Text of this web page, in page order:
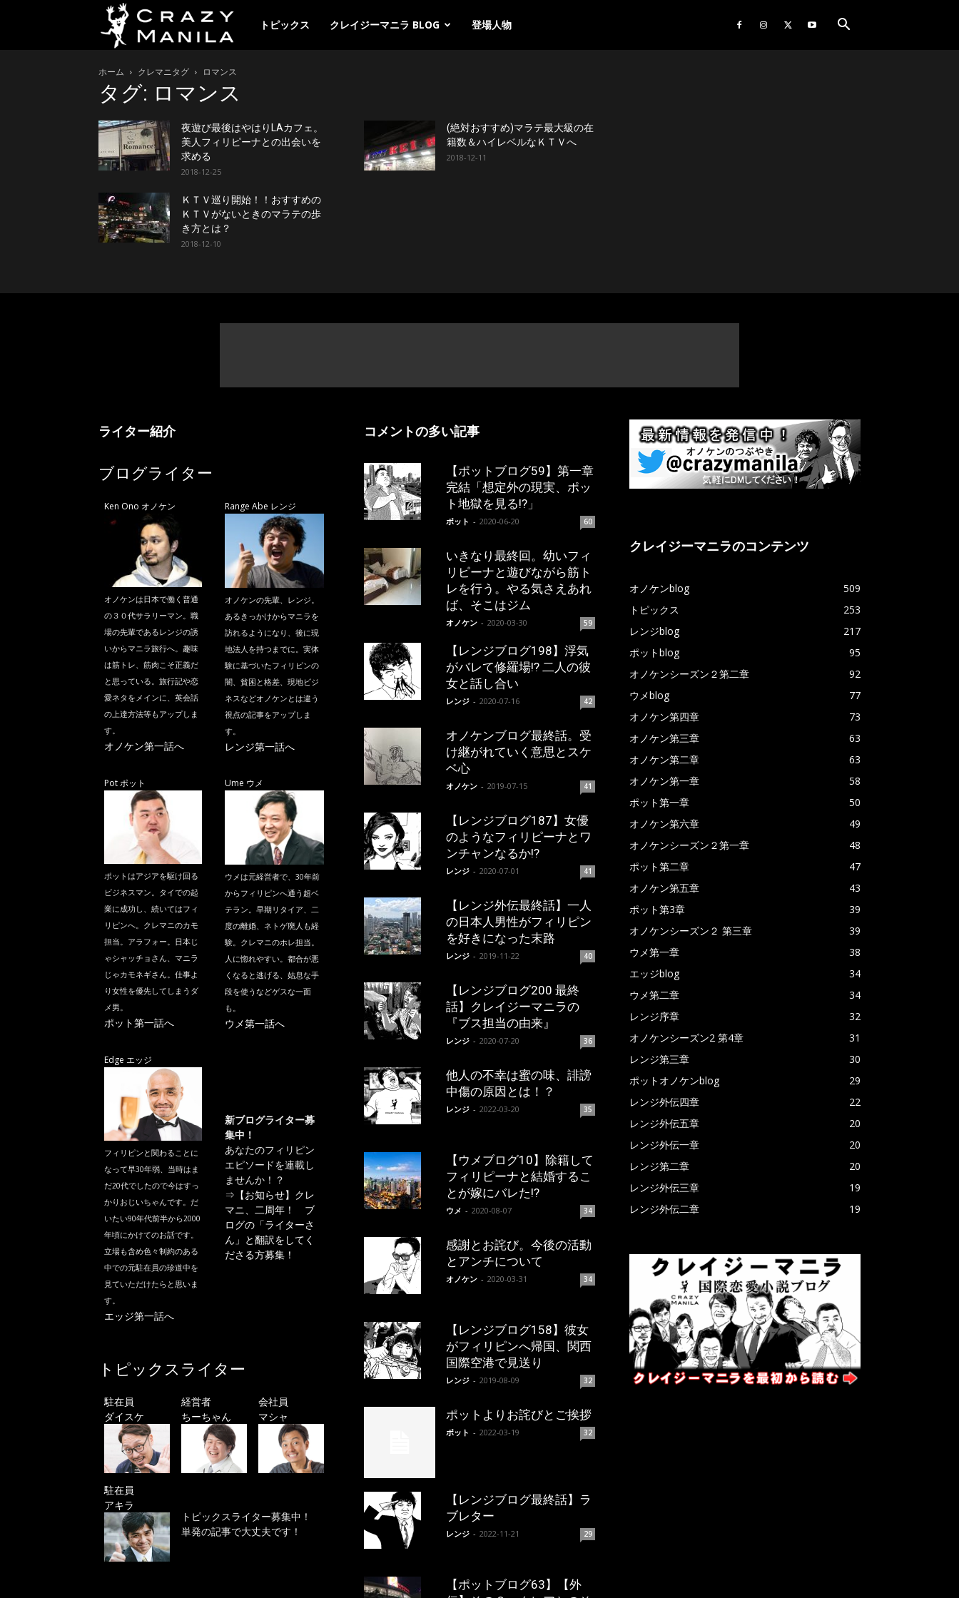
イ
ー
ニ
トピックス クレイジーマニラ BLOG 登場人物
ホーム クレマニタグ ロマンス
タグ: ロマンス
夜遊び最後はやはりLAカフェ。
美人フィリピーナとの出会いを
求める
2018-12-25
(絶対おすすめ)マラテ最大級の在
籍数＆ハイレベルなＫＴＶへ
2018-12-11
ＫＴＶ巡り開始！！おすすめの
ＫＴＶがないときのマラテの歩
き方とは？
2018-12-10
ライター紹介
ブログライター
Ken Ono オノケン
オノケンは日本で働く普通
の３０代サラリーマン。職
場の先輩であるレンジの誘
いからマニラ旅行へ。趣味
は筋トレ、筋肉こそ正義だ
と思っている。旅行記や恋
愛ネタをメインに、英会話
の上達方法等もアップしま
す。
オノケン第一話へ
Range Abe レンジ
オノケンの先輩、レンジ。
あるきっかけからマニラを
訪れるようになり、後に現
地法人を持つまでに。実体
験に基づいたフィリピンの
闇、貧困と格差、現地ビジ
ネスなどオノケンとは違う
視点の記事をアップしま
す。
レンジ第一話へ
Pot ポット
ポットはアジアを駆け回る
ビジネスマン。タイでの起
業に成功し、続いてはフィ
リピンへ。クレマニのカモ
担当。アラフォー。日本じ
ゃシャッチョさん、マニラ
じゃカモネギさん。仕事よ
り女性を優先してしまうダ
メ男。
ポット第一話へ
Ume ウメ
ウメは元経営者で、30年前
からフィリピンへ通う超ベ
テラン。早期リタイア、二
度の離婚、ネトゲ廃人も経
験。クレマニのホレ担当。
人に惚れやすい。都合が悪
くなると逃げる、姑息な手
段を使うなどゲスな一面
も。
ウメ第一話へ
Edge エッジ
フィリピンと関わることに
なって早30年弱、当時はま
だ20代でしたので今はすっ
かりおじいちゃんです。だ
いたい90年代前半から2000
年頃にかけてのお話です。
立場も含め色々制約のある
中での元駐在員の珍道中を
見ていただけたらと思いま
す。
エッジ第一話へ
新ブログライター募
集中！
あなたのフィリピン
エピソードを連載し
ませんか！？
⇒ 【お知らせ】クレ
マニ、二周年！ ブ
ログの「ライターさ
ん」と翻訳をしてく
ださる方募集！
トピックスライター
駐在員
ダイスケ
経営者
ちーちゃん
会社員
マシャ
駐在員
アキラ
トピックスライター募集中！
単発の記事で大丈夫です！
コメントの多い記事
【ポットブログ59】第一章
完結「想定外の現実、ポッ
ト地獄を見る!?」
ポット - 2020-06-20 60
いきなり最終回。幼いフィ
リピーナと遊びながら筋ト
レを行う。やる気さえあれ
ば、そこはジム
オノケン - 2020-03-30 59
【レンジブログ198】浮気
がバレて修羅場!? 二人の彼
女と話し合い
レンジ - 2020-07-16 42
オノケンブログ最終話。受
け継がれていく意思とスケ
ベ心
オノケン - 2019-07-15 41
【レンジブログ187】女優
のようなフィリピーナとワ
ンチャンなるか!?
レンジ - 2020-07-01 41
【レンジ外伝最終話】一人
の日本人男性がフィリピン
を好きになった末路
レンジ - 2019-11-22 40
【レンジブログ200 最終
話】クレイジーマニラの
『ブス担当の由来』
レンジ - 2020-07-20 36
他人の不幸は蜜の味、誹謗
中傷の原因とは！？
レンジ - 2022-03-20 35
【ウメブログ10】除籍して
フィリピーナと結婚するこ
とが嫁にバレた!?
ウメ - 2020-08-07 34
感謝とお詫び。今後の活動
とアンチについて
オノケン - 2020-03-31 34
【レンジブログ158】彼女
がフィリピンへ帰国、関西
国際空港で見送り
レンジ - 2019-08-09 32
ポットよりお詫びとご挨拶
ポット - 2022-03-19 32
【レンジブログ最終話】ラ
ブレター
レンジ - 2022-11-21 29
【ポットブログ63】【外
クレイジーマニラのコンテンツ
オノケンblog
509
トピックス
253
レンジblog
217
ポットblog
95
オノケンシーズン２第二章
92
ウメblog
77
オノケン第四章
73
オノケン第三章
63
オノケン第二章
63
オノケン第一章
58
ポット第一章
50
オノケン第六章
49
オノケンシーズン２第一章
48
ポット第二章
47
オノケン第五章
43
ポット第3章
39
オノケンシーズン２ 第三章
39
ウメ第一章
38
エッジblog
34
ウメ第二章
34
レンジ序章
32
オノケンシーズン2 第4章
31
レンジ第三章
30
ポットオノケンblog
29
レンジ外伝四章
22
レンジ外伝五章
20
レンジ外伝一章
20
レンジ第二章
20
レンジ外伝三章
19
レンジ外伝二章
19